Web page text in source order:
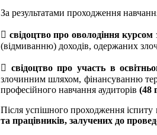
За результатами проходження
 свідоцтво про оволодіння курсом
(відмиванню) доходів, одержаних
 свідоцтво про участь в
злочинним шляхом, фінансуванню
професійного навчання аудиторів (48
Після успішного проходження іспиту
та працівників, залучених до